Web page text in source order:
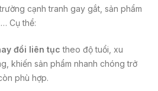
cạnh tranh gay gắt, sản phẩm
Cụ thể:
đổi liên tục theo độ tuổi, xu
khiến sản phẩm nhanh chóng trở
phù hợp.